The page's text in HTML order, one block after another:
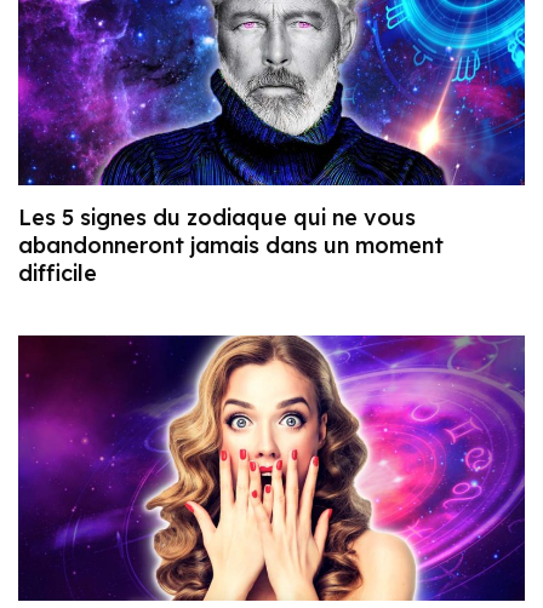
Les 5 signes du zodiaque qui ne vous
abandonneront jamais dans un moment
difficile